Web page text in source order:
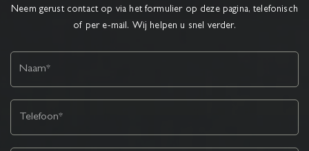
Neem gerust contact op via het formulier op deze pagina, telefonisch
of per e-mail. Wij helpen u snel verder.